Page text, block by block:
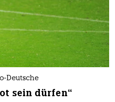
Deutsche
sein dürfen“